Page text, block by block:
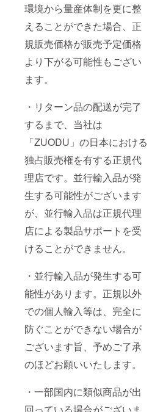
環境から量産体制を更に整
えることができた場合、正
規販売価格が販売予定価格
より下がる可能性もござい
ます。
・リターン品の配送が完了
するまで、当社は
「ZUODU」の日本における
独占販売権を有する正規代
理店です。並行輸入品が発
生する可能性がございます
が、並行輸入品は正規代理
店による製品サポートを受
けることができません。
・並行輸入品が発生する可
能性があります。正規以外
での個人輸入等は、完全に
防ぐことができない場合が
ございます旨、予めご了承
のほどお願いいたします。
・一部国内に類似商品が出